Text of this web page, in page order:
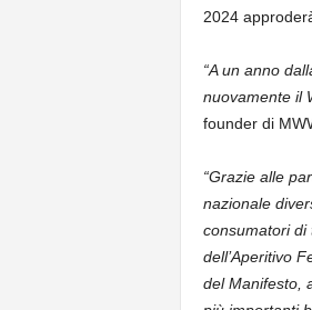
2024
“A un anno
nuovamente il
founder di
“Grazie alle
nazionale
consumatori di
dell’Aperitivo
del Manifesto,